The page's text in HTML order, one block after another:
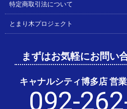
特定商取引法について
とまり木プロジェクト
まずはお気軽にお問い
キャナルシティ博多店 営
092-